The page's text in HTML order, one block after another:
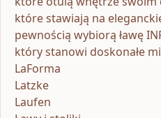
które stawiają na
pewnością wybiorą ławę
który stanowi doskonałe
LaForma
Latzke
Laufen